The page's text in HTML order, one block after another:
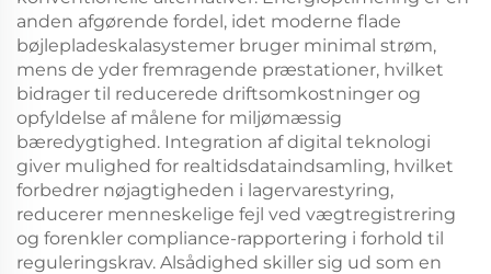
anden afgørende fordel, idet moderne flade
bøjlepladeskalasystemer bruger minimal strøm,
mens de yder fremragende præstationer, hvilket
bidrager til reducerede driftsomkostninger og
opfyldelse af målene for miljømæssig
bæredygtighed. Integration af digital teknologi
giver mulighed for realtidsdataindsamling, hvilket
forbedrer nøjagtigheden i lagervarestyring,
reducerer menneskelige fejl ved vægtregistrering
og forenkler compliance-rapportering i forhold til
reguleringskrav. Alsådighed skiller sig ud som en